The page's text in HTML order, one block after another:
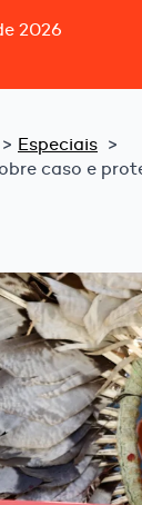
2026
Especiais
caso e